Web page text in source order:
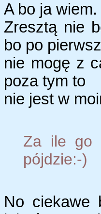
A bo ja
Zresztą nie
bo po
nie mogę z
poza tym to
nie jest w
Za ile go
pójdzie:-)
No ciekawe